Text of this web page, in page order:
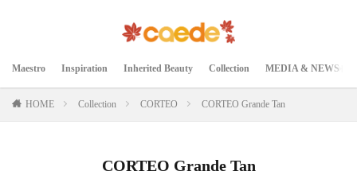
Maestro Inspiration Inherited Beauty Collection MEDIA & NEWS
HOME Collection CORTEO CORTEO Grande Tan
CORTEO Grande Tan